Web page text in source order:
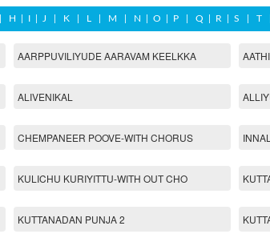
H I J K L M N O P Q R S T
AARPPUVILIYUDE AARAVAM KEELKKA
ALIVENIKAL
CHEMPANEER POOVE-WITH CHORUS
KULICHU KURIYITTU-WITH OUT CHO
KUTTANADAN PUNJA 2